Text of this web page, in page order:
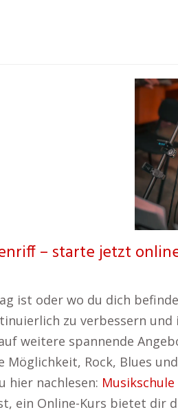
– starte jetzt
ist oder wo du dich
zu verbessern
weitere spannende
Rock, Blues
hier nachlesen:
ein Online-Kurs bietet dir